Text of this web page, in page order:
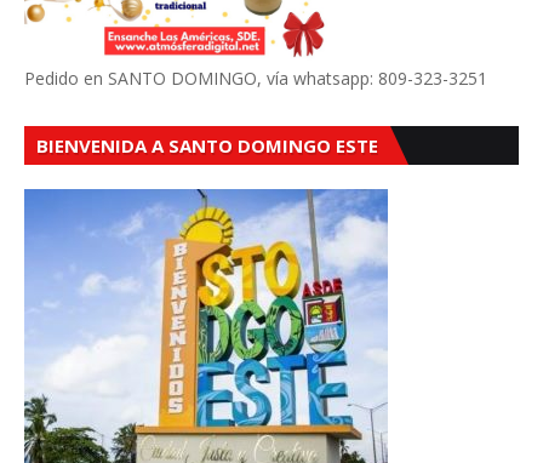
Pedido en SANTO DOMINGO, vía whatsapp: 809-323-3251
BIENVENIDA A SANTO DOMINGO ESTE